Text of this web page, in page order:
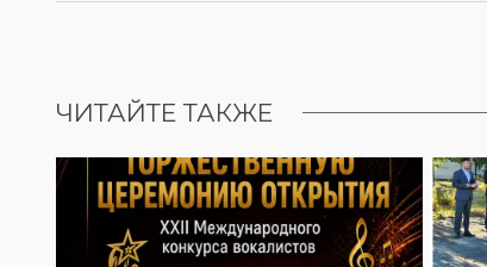
ЧИТАЙТЕ ТАКЖЕ